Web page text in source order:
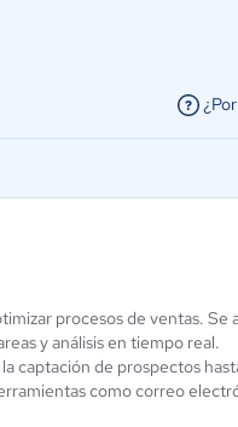
HubSpot CRM
procesos de ventas. Se
y análisis en tiempo real.
captación de prospectos
como correo